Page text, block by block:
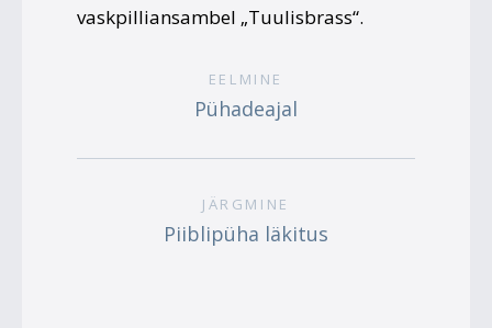
vaskpilliansambel „Tuulisbrass“.
EELMINE
Pühadeajal
JÄRGMINE
Piiblipüha läkitus